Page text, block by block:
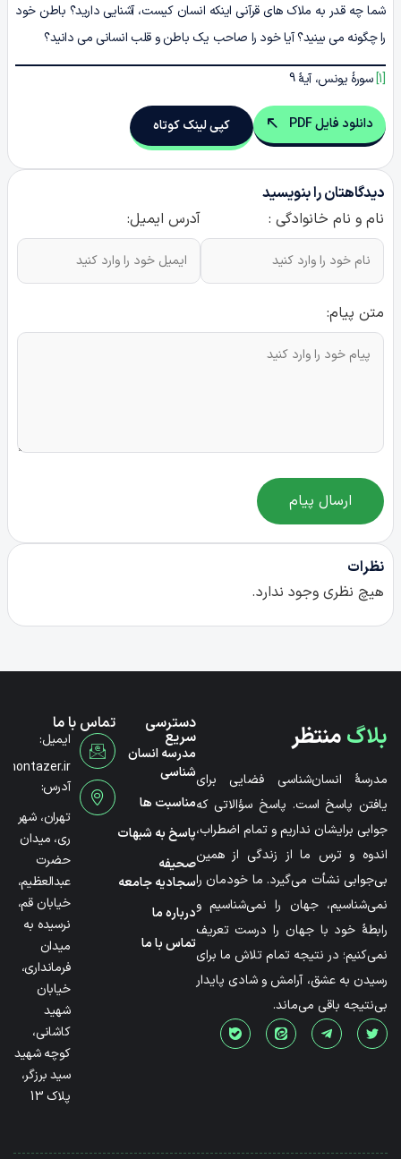
شما چه قدر به ملاک های قرآنی اینکه انسان کیست، آشنایی دارید؟ باطن خود
را چگونه می بینید؟ آیا خود را صاحب یک باطن و قلب انسانی می دانید؟
[1] سورۀ یونس، آیۀ 9
دانلود فایل PDF کپی لینک کوتاه
دیدگاهتان را بنویسید
نام و نام خانوادگی :
آدرس ایمیل:
متن پیام:
ارسال پیام
نظرات
هیچ نظری وجود ندارد.
بلاگمنتظر
مدرسۀ انسان‌شناسی فضایی برای
یافتن پاسخ است. پاسخ سؤالاتی که
جوابی برایشان نداریم و تمام اضطراب،
اندوه و ترس ما از زندگی از همین
بی‌جوابی نشأت می‌گیرد. ما خودمان را
نمی‌شناسیم، جهان را نمی‌شناسیم و
رابطۀ خود با جهان را درست تعریف
نمی‌کنیم؛ در نتیجه تمام تلاش ما برای
رسیدن به عشق، آرامش و شادی پایدار
بی‌نتیجه باقی می‌ماند.
دسترسی
سریع
مدرسه انسان
شناسی
مناسبت ها
پاسخ به شبهات
صحیفه
سجادیه جامعه
درباره ما
تماس با ما
تماس با ما
ایمیل:
آدرس:
تهران، شهر
ری، میدان
حضرت
عبدالعظیم،
خیابان قم،
نرسیده به
میدان
فرمانداری،
خیابان
شهید
کاشانی،
کوچه شهید
سید برزگر،
پلاک 13